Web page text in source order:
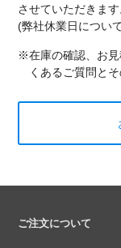
させていただきます
(弊社休業日につい
※在庫の確認、お見
くあるご質問と
ご注文について